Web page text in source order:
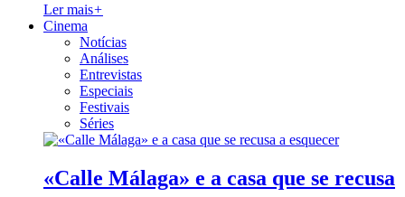
Ler mais+
Cinema
Notícias
Análises
Entrevistas
Especiais
Festivais
Séries
«Calle Málaga» e a casa que se recusa